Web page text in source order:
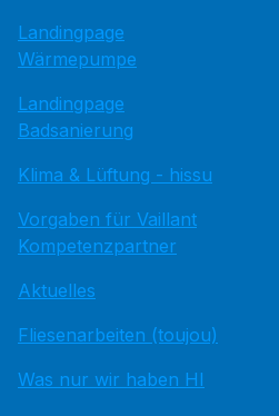
Landingpage
Wärmepumpe
Landingpage
Badsanierung
Klima & Lüftung - hissu
Vorgaben für Vaillant
Kompetenzpartner
Aktuelles
Fliesenarbeiten (toujou)
Was nur wir haben HI